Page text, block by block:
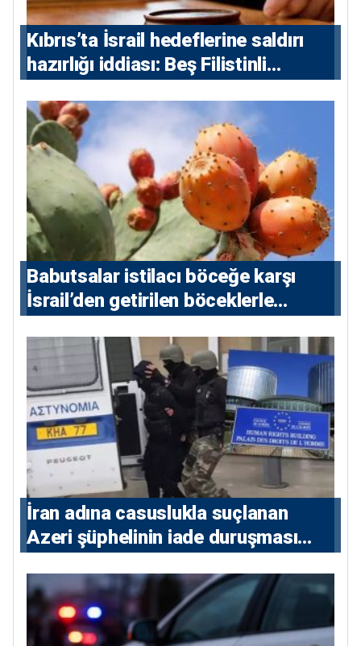
Kıbrıs’ta İsrail hedeflerine saldırı
hazırlığı iddiası: Beş Filistinli
Babutsalar istilacı böceğe karşı
İsrail’den getirilen böceklerle
İran adına casuslukla suçlanan
Azeri şüphelinin iade duruşması